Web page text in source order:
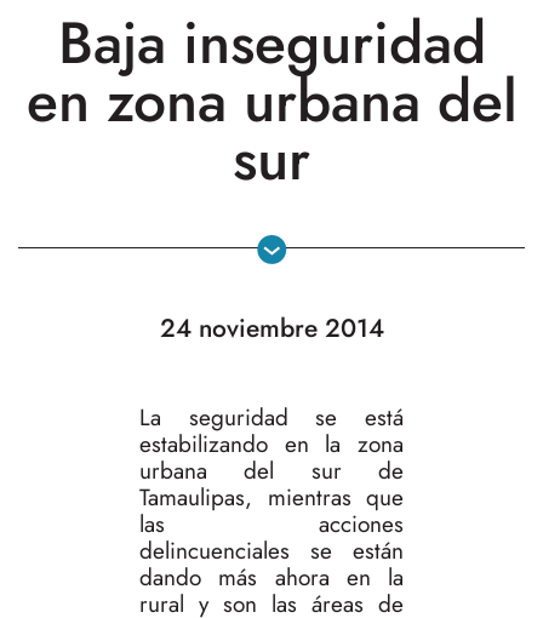
Baja inseguridad
en zona urbana del
sur
24 noviembre 2014
La seguridad se está
estabilizando en la zona
urbana del sur de
Tamaulipas, mientras que
las acciones
delincuenciales se están
dando más ahora en la
rural y son las áreas de